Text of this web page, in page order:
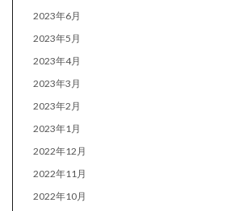
2023年6月
2023年5月
2023年4月
2023年3月
2023年2月
2023年1月
2022年12月
2022年11月
2022年10月